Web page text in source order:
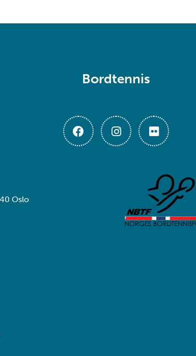
Bordtennis
Oslo